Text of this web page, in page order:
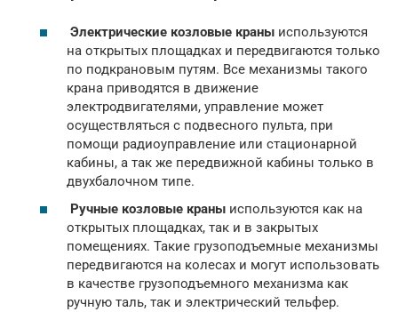
Электрические козловые краны используются
на открытых площадках и передвигаются только
по подкрановым путям. Все механизмы такого
крана приводятся в движение
электродвигателями, управление может
осуществляться с подвесного пульта, при
помощи радиоуправление или стационарной
кабины, а так же передвижной кабины только в
двухбалочном типе.
Ручные козловые краны используются как на
открытых площадках, так и в закрытых
помещениях. Такие грузоподъемные механизмы
передвигаются на колесах и могут использовать
в качестве грузоподъемного механизма как
ручную таль, так и электрический тельфер.